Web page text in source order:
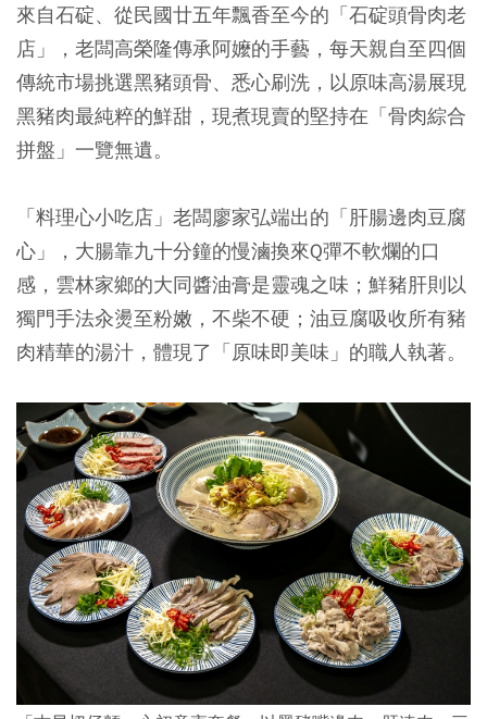
來自石碇、從民國廿五年飄香至今的「石碇頭骨肉老
店」，老闆高榮隆傳承阿嬤的手藝，每天親自至四個
傳統市場挑選黑豬頭骨、悉心刷洗，以原味高湯展現
黑豬肉最純粹的鮮甜，現煮現賣的堅持在「骨肉綜合
拼盤」一覽無遺。
「料理心小吃店」老闆廖家弘端出的「肝腸邊肉豆腐
心」，大腸靠九十分鐘的慢滷換來Q彈不軟爛的口
感，雲林家鄉的大同醬油膏是靈魂之味；鮮豬肝則以
獨門手法汆燙至粉嫩，不柴不硬；油豆腐吸收所有豬
肉精華的湯汁，體現了「原味即美味」的職人執著。